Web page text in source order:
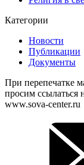
Категории
Новости
Публикации
Документы
При перепечатке
просим ссылаться
www.sova-center.ru